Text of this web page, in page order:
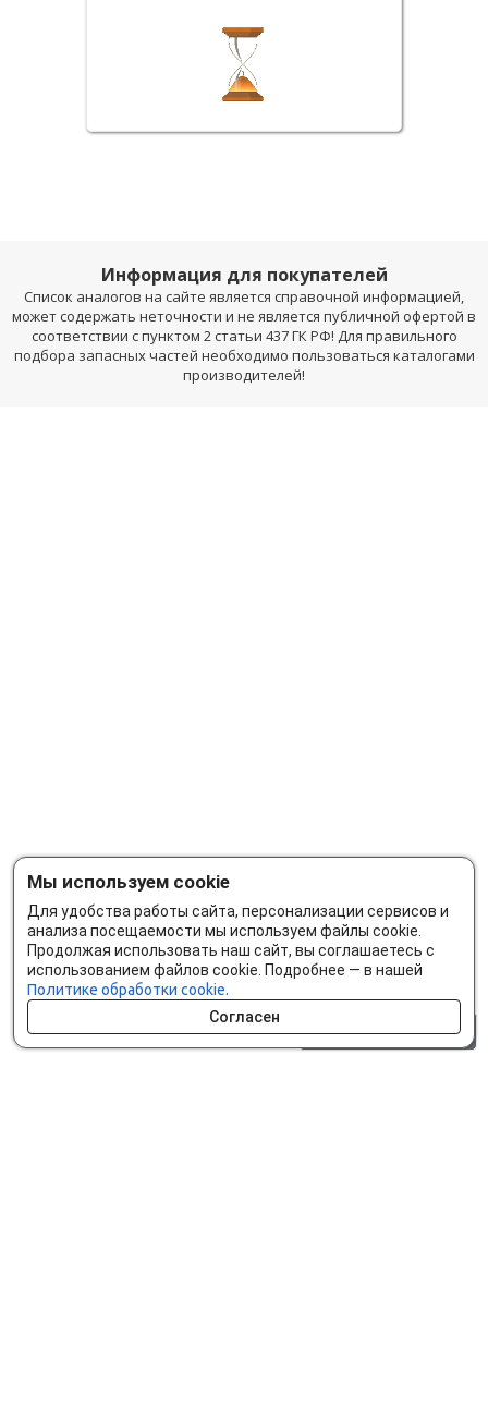
Информация для покупателей
Список аналогов на сайте является справочной информацией,
может содержать неточности и не является публичной офертой в
соответствии с пунктом 2 статьи 437 ГК РФ! Для правильного
подбора запасных частей необходимо пользоваться каталогами
производителей!
Мы используем cookie
Для удобства работы сайта, персонализации сервисов и
анализа посещаемости мы используем файлы cookie.
Продолжая использовать наш сайт, вы соглашаетесь с
использованием файлов cookie. Подробнее — в нашей
Политике обработки cookie.
Согласен